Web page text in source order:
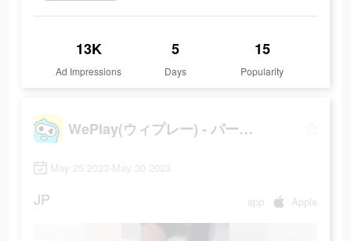
13K
Ad Impressions
5
Days
15
Popularity
WePlay(ウィプレー) - パーティゲーム
May 25 2023-May 30 2023
JP app Apple